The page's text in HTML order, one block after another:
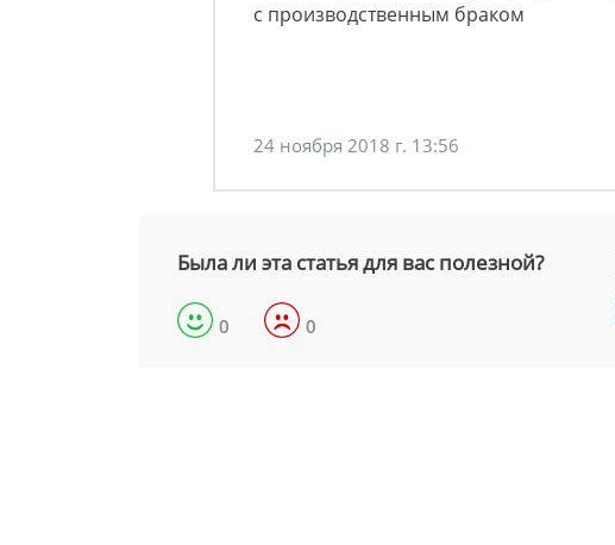
с производственным браком
24 ноября 2018 г. 13:56
Была ли эта статья для вас полезной?
0 0